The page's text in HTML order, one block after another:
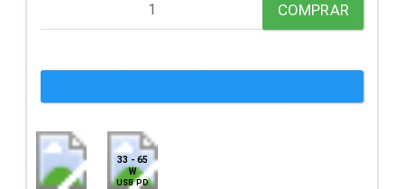
COMPRAR
33 - 65
W
USB PD